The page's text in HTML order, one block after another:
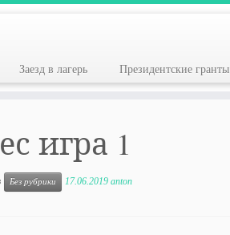
Заезд в лагерь Президентские гранты
игра 1
Без рубрики 17.06.2019 anton